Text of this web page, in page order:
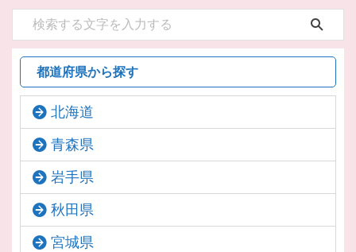
都道府県から探す
北海道
青森県
岩手県
秋田県
宮城県